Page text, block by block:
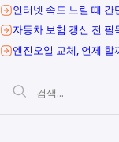
인터넷 속도 느릴 때 간
자동차 보험 갱신 전 필
엔진오일 교체, 언제